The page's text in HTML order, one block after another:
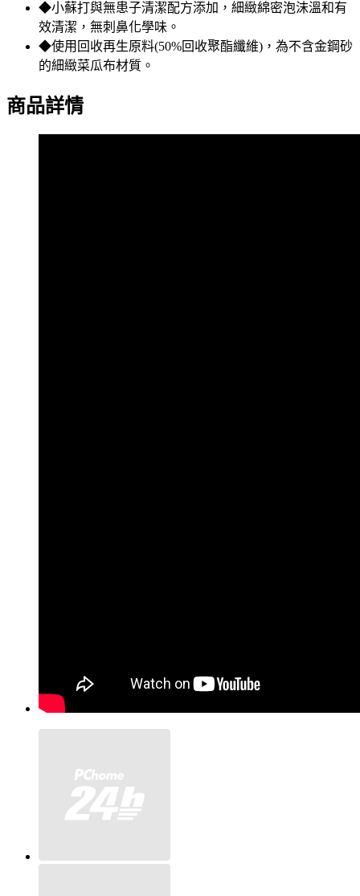
◆小蘇打與無患子清潔配方添加，細緻綿密泡沫溫和有
效清潔，無刺鼻化學味。
◆使用回收再生原料(50%回收聚酯纖維)，為不含金鋼砂
的細緻菜瓜布材質。
商品詳情